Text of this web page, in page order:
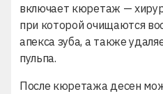
включает кюретаж —
при которой очищаются
апекса зуба, а также
пульпа.
После кюретажа десен